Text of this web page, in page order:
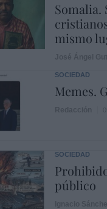
Somalia.
mismo
SOCIEDAD
Memes.
SOCIEDAD
público